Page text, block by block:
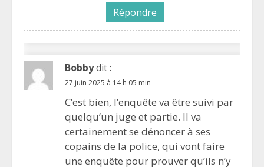
Répondre
Bobbydit :
27 juin 2025 à 14 h 05 min
C’est bien, l’enquête va être suivi par
quelqu’un juge et partie. Il va
certainement se dénoncer à ses
copains de la police, qui vont faire
une enquête pour prouver qu’ils n’y